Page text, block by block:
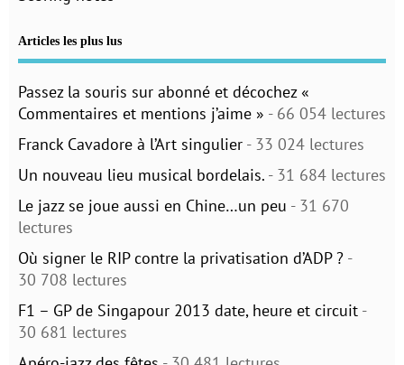
Articles les plus lus
Passez la souris sur abonné et décochez «
Commentaires et mentions j’aime » - 66 054 lectures
Franck Cavadore à l’Art singulier - 33 024 lectures
Un nouveau lieu musical bordelais. - 31 684 lectures
Le jazz se joue aussi en Chine…un peu - 31 670
lectures
Où signer le RIP contre la privatisation d’ADP ? -
30 708 lectures
F1 – GP de Singapour 2013 date, heure et circuit -
30 681 lectures